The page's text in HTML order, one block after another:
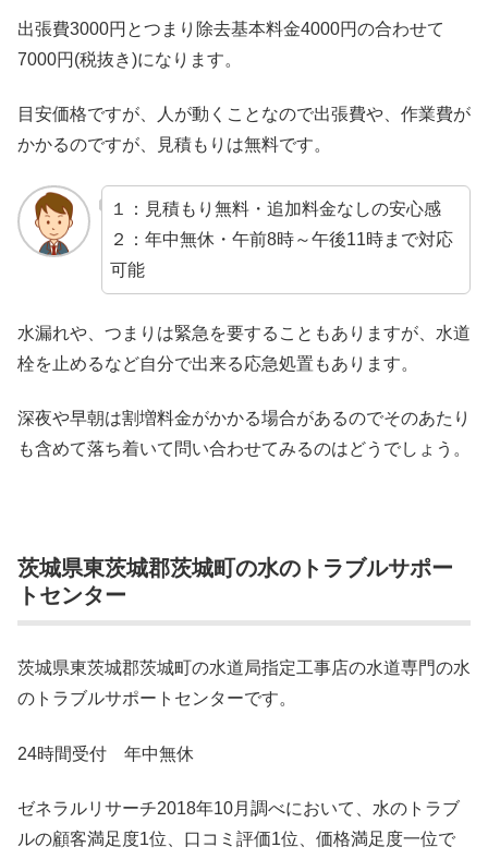
出張費3000円とつまり除去基本料金4000円の合わせて
7000円(税抜き)になります。
目安価格ですが、人が動くことなので出張費や、作業費が
かかるのですが、見積もりは無料です。
１：見積もり無料・追加料金なしの安心感
２：年中無休・午前8時～午後11時まで対応
可能
水漏れや、つまりは緊急を要することもありますが、水道
栓を止めるなど自分で出来る応急処置もあります。
深夜や早朝は割増料金がかかる場合があるのでそのあたり
も含めて落ち着いて問い合わせてみるのはどうでしょう。
茨城県東茨城郡茨城町の水のトラブルサポー
トセンター
茨城県東茨城郡茨城町の水道局指定工事店の水道専門の水
のトラブルサポートセンターです。
24時間受付 年中無休
ゼネラルリサーチ2018年10月調べにおいて、水のトラブ
ルの顧客満足度1位、口コミ評価1位、価格満足度一位で